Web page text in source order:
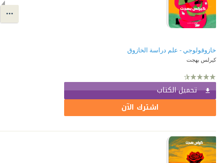
خازوقولوجي - علم دراسة الخازوق
كيرلس بهجت
تحميل الكتاب
اشترك الآن